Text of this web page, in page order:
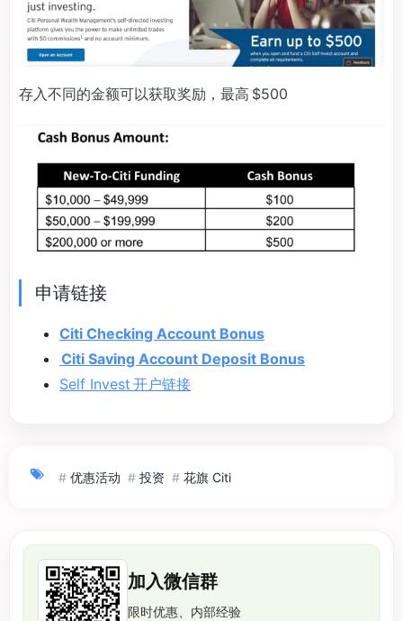
存入不同的金额可以获取奖励，最高 $500
申请链接
Citi Checking Account Bonus
Citi Saving Account Deposit Bonus
Self Invest 开户链接
# 优惠活动 # 投资 # 花旗 Citi
加入微信群
限时优惠、内部经验